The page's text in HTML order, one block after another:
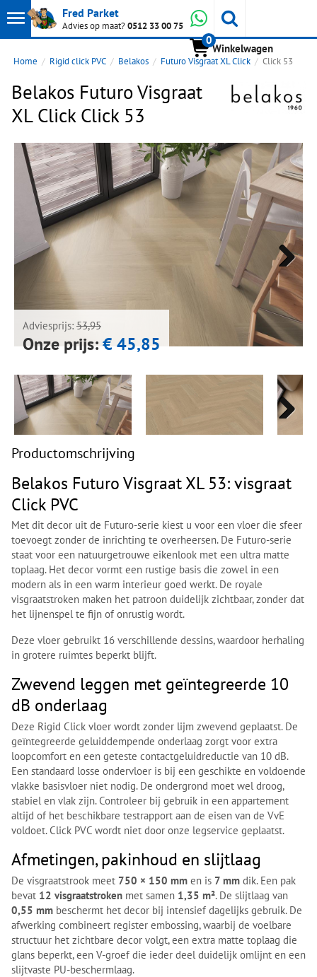
Toon
hoofdmenu
Fred Parket
Advies op maat?0512 33 00 75 Whatsapp
0
Winkelwagen
Home Rigid click PVC Belakos Futuro Visgraat XL Click Click 53
Belakos Futuro Visgraat
XL Click Click 53
Adviesprijs: 53,95
Onze prijs:€ 45,85
Next
Next
Next
Next
Productomschrijving
Belakos Futuro Visgraat XL 53: visgraat
Click PVC
Met dit decor uit de Futuro-serie kiest u voor een vloer die sfeer
toevoegt zonder de inrichting te overheersen. De Futuro-serie
staat voor een natuurgetrouwe eikenlook met een ultra matte
toplaag. Het decor vormt een rustige basis die zowel in een
modern als in een warm interieur goed werkt. De royale
visgraatstroken maken het patroon duidelijk zichtbaar, zonder dat
het lijnenspel te fijn of onrustig wordt.
Deze vloer gebruikt 16 verschillende dessins, waardoor herhaling
in grotere ruimtes beperkt blijft.
Zwevend leggen met geïntegreerde 10
dB onderlaag
Deze Rigid Click vloer wordt zonder lijm zwevend geplaatst. De
geïntegreerde geluiddempende onderlaag zorgt voor extra
loopcomfort en een geteste contactgeluidreductie van 10 dB.
Een standaard losse ondervloer is bij een geschikte en voldoende
vlakke basisvloer niet nodig. De ondergrond moet wel droog,
stabiel en vlak zijn. Controleer bij gebruik in een appartement
altijd of het beschikbare testrapport aan de eisen van de VvE
voldoet. Click PVC wordt niet door onze legservice geplaatst.
Afmetingen, pakinhoud en slijtlaag
De visgraatstrook meet 750 × 150 mm en is 7 mm dik. Een pak
bevat 12 visgraatstroken met samen 1,35 m². De slijtlaag van
0,55 mm beschermt het decor bij intensief dagelijks gebruik. De
afwerking combineert register embossing, waarbij de voelbare
structuur het zichtbare decor volgt, een extra matte toplaag die
glans beperkt, een V-groef die ieder deel duidelijk omlijnt en een
slijtvaste PU-beschermlaag.